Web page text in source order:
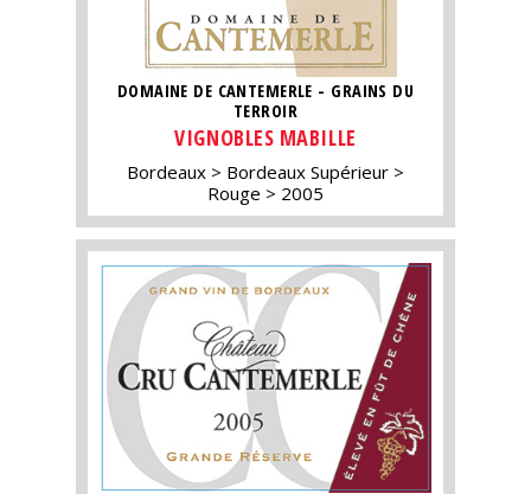
DOMAINE DE CANTEMERLE - GRAINS DU
TERROIR
VIGNOBLES MABILLE
Bordeaux
Bordeaux Supérieur
Rouge
2005